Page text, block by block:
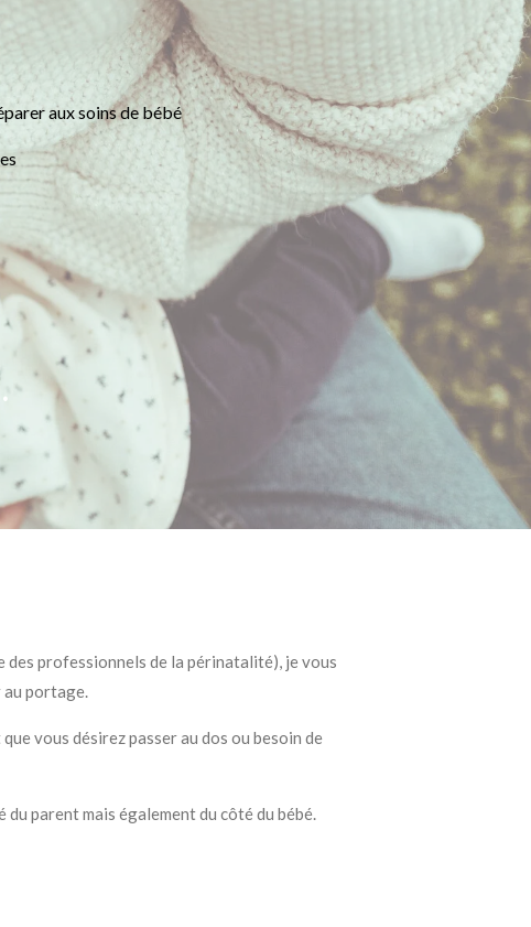
aux soins de bébé
professionnels de la périnatalité), je vous
portage.
vous désirez passer au dos ou besoin de
parent mais également du côté du bébé.